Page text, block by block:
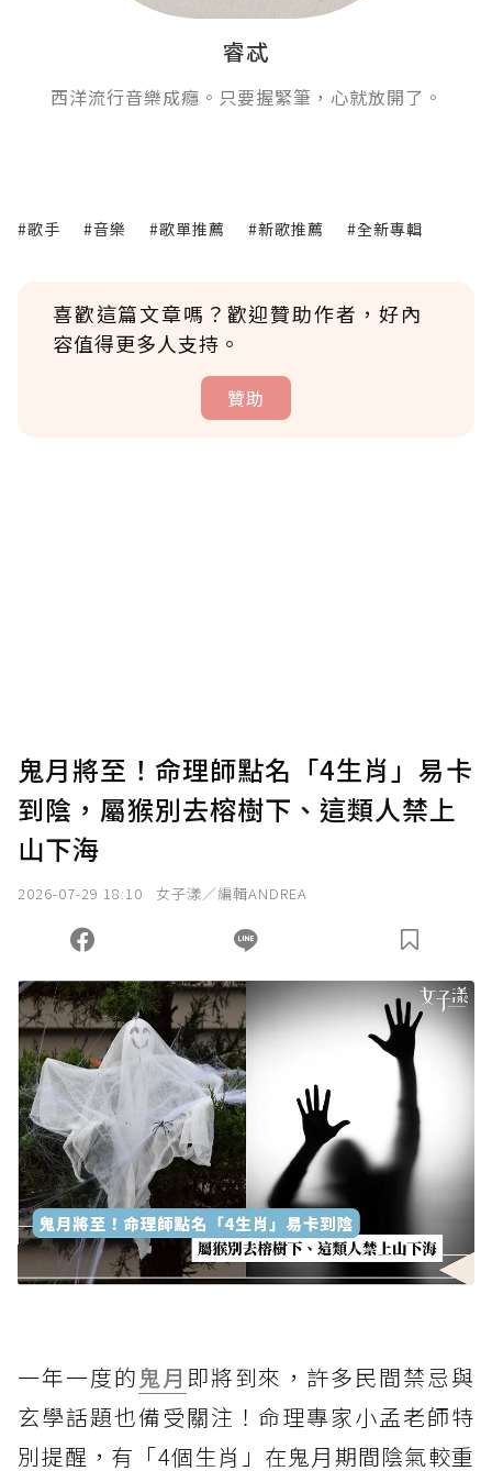
睿忒
西洋流行音樂成癮。只要握緊筆，心就放開了。
#歌手 #音樂 #歌單推薦 #新歌推薦 #全新專輯
喜歡這篇文章嗎？歡迎贊助作者，好內
容值得更多人支持。
贊助
確認送出
您當前剩餘 U 利點數：0點；前往 購買點數
鬼月將至！命理師點名「4生肖」易卡
到陰，屬猴別去榕樹下、這類人禁上
山下海
2026-07-29 18:10 女子漾／編輯ANDREA
一年一度的鬼月 即將到來，許多民間禁忌與
玄學話題也備受關注！命理專家小孟老師特
別提醒，有「4個生肖」在鬼月期間陰氣較重